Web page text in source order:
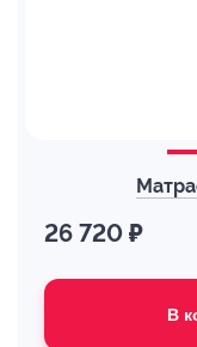
26 720 ₽
В